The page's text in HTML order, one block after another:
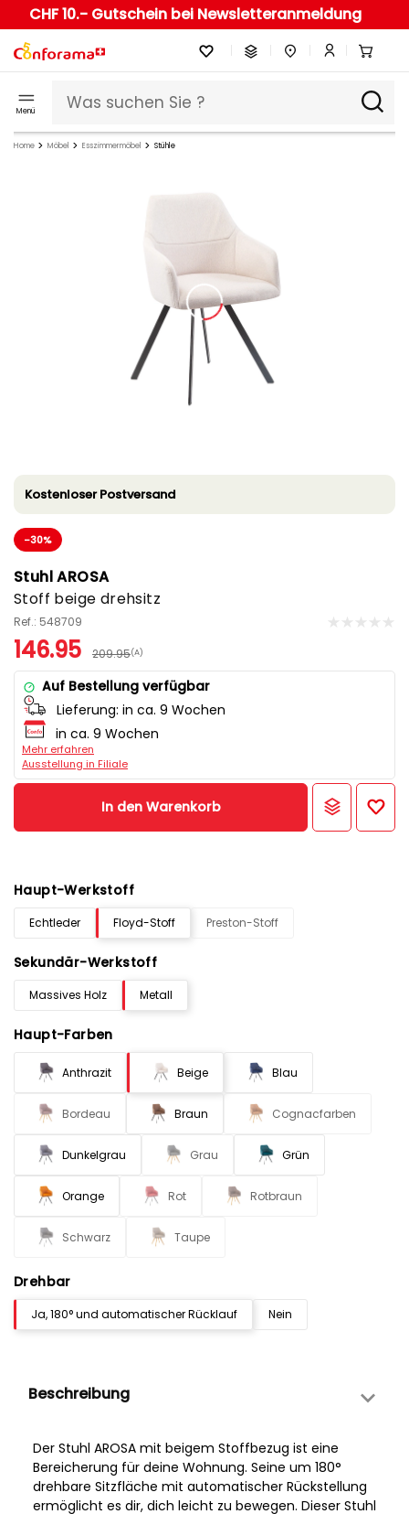
CHF 10.- Gutschein bei Newsletteranmeldung
Menü
Home Möbel Esszimmermöbel Stühle
Kostenloser Postversand
-30%
Stuhl AROSA
Stoff beige drehsitz
Ref.: 548709
146.95 209.95(A)
Auf Bestellung verfügbar
Lieferung: in ca. 9 Wochen
in ca. 9 Wochen
Mehr erfahren
Ausstellung in Filiale
In den Warenkorb
Haupt-Werkstoff
Echtleder Floyd-Stoff Preston-Stoff
Sekundär-Werkstoff
Massives Holz Metall
Haupt-Farben
Anthrazit Beige Blau
Bordeau Braun Cognacfarben
Dunkelgrau Grau Grün
Orange Rot Rotbraun
Schwarz Taupe
Drehbar
Ja, 180° und automatischer Rücklauf Nein
Beschreibung
Der Stuhl AROSA mit beigem Stoffbezug ist eine
Bereicherung für deine Wohnung. Seine um 180°
drehbare Sitzfläche mit automatischer Rückstellung
ermöglicht es dir, dich leicht zu bewegen. Dieser Stuhl